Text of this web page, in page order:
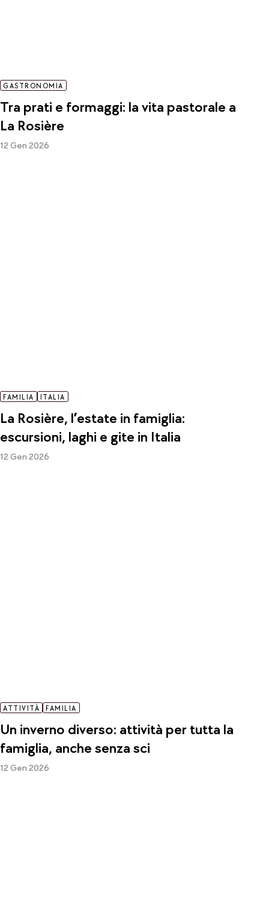
GASTRONOMIA
Tra prati e formaggi: la vita pastorale a
La Rosière
12 Gen 2026
FAMILIA ITALIA
La Rosière, l’estate in famiglia:
escursioni, laghi e gite in Italia
12 Gen 2026
ATTIVITÀ FAMILIA
Un inverno diverso: attività per tutta la
famiglia, anche senza sci
12 Gen 2026